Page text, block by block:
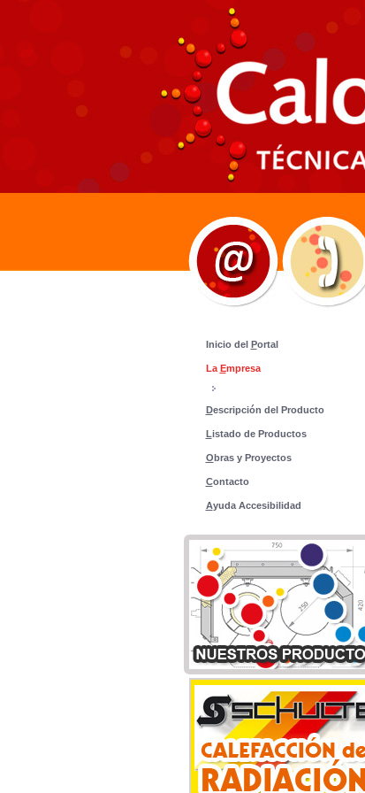
Inicio del Portal
La Empresa
Descripción del Producto
Listado de Productos
Obras y Proyectos
Contacto
Ayuda Accesibilidad